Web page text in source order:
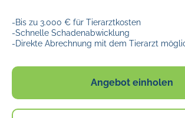
-Bis zu 3.000 € für Tierarztkosten
-Schnelle Schadenabwicklung
-Direkte Abrechnung mit dem Tierarzt
Angebot einholen